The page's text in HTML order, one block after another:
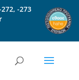
, -273